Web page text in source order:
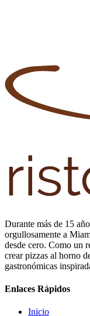
Durante más de 15
orgullosamente a
desde cero. Como un
crear pizzas al horno
gastronómicas
Enlaces Rápidos
Inicio